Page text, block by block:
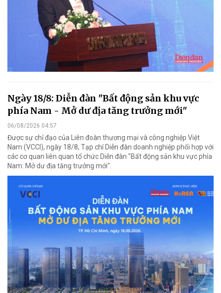
Ngày 18/8: Diễn đàn "Bất động sản khu vực
phía Nam - Mở dư địa tăng trưởng mới"
06/08/2026 04:57
Được sự chỉ đạo của Liên đoàn thương mại và công nghiệp Việt
Nam (VCCI), ngày 18/8, Tạp chí Diễn đàn doanh nghiệp phối hợp với
các cơ quan liên quan tổ chức Diễn đàn "Bất động sản khu vực phía
Nam: Mở dư địa tăng trưởng mới".